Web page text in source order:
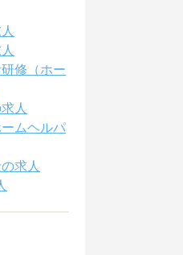
修（ホー
人
ムヘルパ
求人